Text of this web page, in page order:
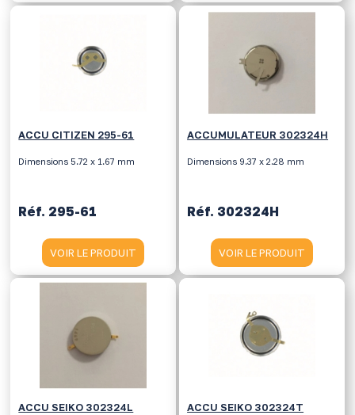
ACCU CITIZEN 295-61
Dimensions 5.72 x 1.67 mm
Réf. 295-61
VOIR LE PRODUIT
ACCUMULATEUR 302324H
Dimensions 9.37 x 2.28 mm
Réf. 302324H
VOIR LE PRODUIT
ACCU SEIKO 302324L ACCU SEIKO 302324T